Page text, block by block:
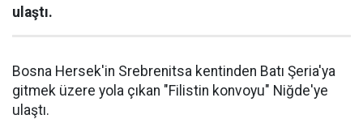
ulaştı.
Bosna Hersek'in Srebrenitsa kentinden Batı Şeria'ya
gitmek üzere yola çıkan "Filistin konvoyu" Niğde'ye
ulaştı.